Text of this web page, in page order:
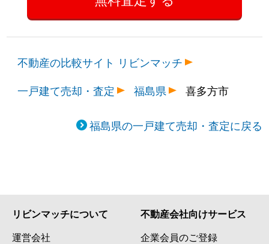
不動産の比較サイト リビンマッチ
一戸建て売却・査定
福島県 喜多方市
福島県の一戸建て売却・査定に戻る
リビンマッチについて
運営会社
不動産会社向けサービス
企業会員のご登録